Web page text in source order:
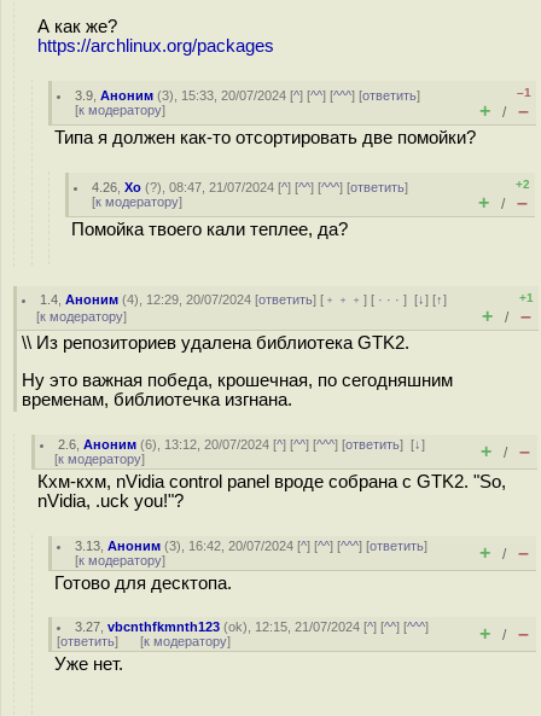
А как же?
https://archlinux.org/packages
3.9 ,Аноним (3), 15:33, 20/07/2024 [^] [^^] [^^^] [ответить]
[к модератору]
–1
+ / –
Типа я должен как-то отсортировать две помойки?
4.26 ,Xo (?), 08:47, 21/07/2024 [^] [^^] [^^^] [ответить]
[к модератору]
+2
+ / –
Помойка твоего кали теплее, да?
1.4 ,Аноним (4), 12:29, 20/07/2024 [ответить] [ ﹢﹢﹢] [ · · ·][↓] [↑]
[к модератору]
+1
+ / –
\\ Из репозиториев удалена библиотека GTK2.
Ну это важная победа, крошечная, по сегодняшним
временам, библиотечка изгнана.
2.6 ,Аноним (6), 13:12, 20/07/2024 [^] [^^] [^^^] [ответить][↓]
[к модератору] + / –
Кхм-кхм, nVidia control panel вроде собрана с GTK2. "So,
nVidia, .uck you!"?
3.13 ,Аноним (3), 16:42, 20/07/2024 [^] [^^] [^^^] [ответить]
[к модератору] + / –
Готово для десктопа.
3.27 ,vbcnthfkmnth123 (ok), 12:15, 21/07/2024 [^] [^^] [^^^]
[ответить] [к модератору] + / –
Уже нет.